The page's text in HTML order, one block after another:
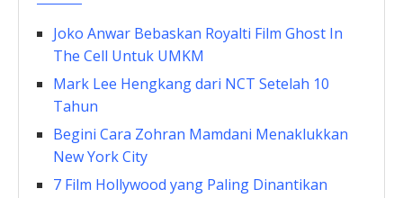
Joko Anwar Bebaskan Royalti Film Ghost In
The Cell Untuk UMKM
Mark Lee Hengkang dari NCT Setelah 10
Tahun
Begini Cara Zohran Mamdani Menaklukkan
New York City
7 Film Hollywood yang Paling Dinantikan